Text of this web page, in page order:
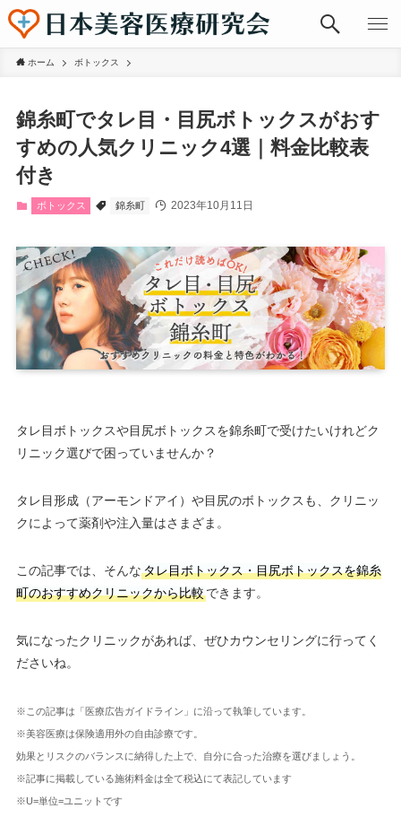
ホーム ボトックス
錦糸町でタレ目・目尻ボトックスがおす
すめの人気クリニック4選｜料金比較表
付き
ボトックス 錦糸町 2023年10月11日
タレ目ボトックスや目尻ボトックスを錦糸町で受けたいけれどク
リニック選びで困っていませんか？
タレ目形成（アーモンドアイ）や目尻のボトックスも、クリニッ
クによって薬剤や注入量はさまざま。
この記事では、そんなタレ目ボトックス・目尻ボトックスを錦糸
町のおすすめクリニックから比較できます。
気になったクリニックがあれば、ぜひカウンセリングに行ってく
ださいね。
※この記事は「医療広告ガイドライン」に沿って執筆しています。
※美容医療は保険適用外の自由診療です。
効果とリスクのバランスに納得した上で、自分に合った治療を選びましょう。
※記事に掲載している施術料金は全て税込にて表記しています
※U=単位=ユニットです